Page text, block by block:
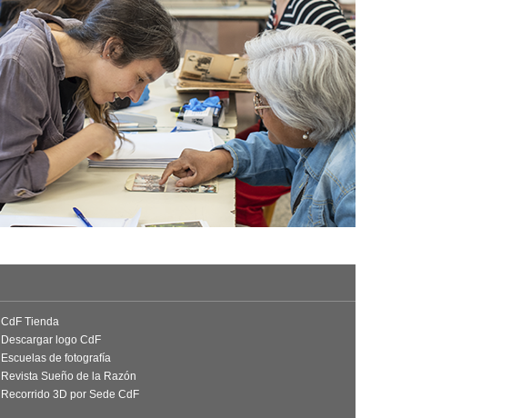
CdF Tienda
Descargar logo CdF
Escuelas de fotografía
Revista Sueño de la Razón
Recorrido 3D por Sede CdF